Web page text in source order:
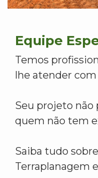
Equipe
Temos
lhe atender
Seu projeto não
quem não tem
Saiba tudo
Terraplanagem